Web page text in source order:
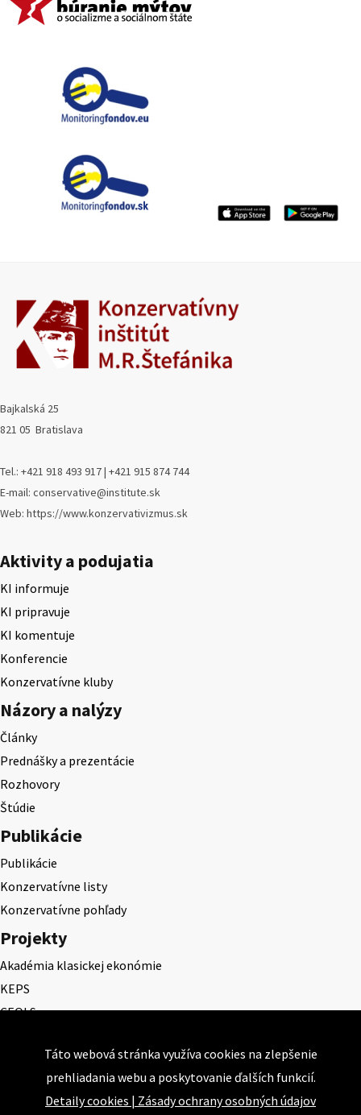
Bajkalská 25
821 05 Bratislava
Tel.: +421 918 493 917 | +421 915 874 744
E-mail: conservative@institute.sk
Web: https://www.konzervativizmus.sk
Aktivity a podujatia
KI informuje
KI pripravuje
KI komentuje
Konferencie
Konzervatívne kluby
Názory a nalýzy
Články
Prednášky a prezentácie
Rozhovory
Štúdie
Publikácie
Publikácie
Konzervatívne listy
Konzervatívne pohľady
Projekty
Akadémia klasickej ekonómie
KEPS
CEQLS
Cena Ernesta Valka
Študentská esej
Deň daňového odbremenenia
Táto webová stránka využíva cookies na zlepšenie
prehliadania webu a poskytovanie ďalších funkcií.
Detaily cookies | Zásady ochrany osobných údajov